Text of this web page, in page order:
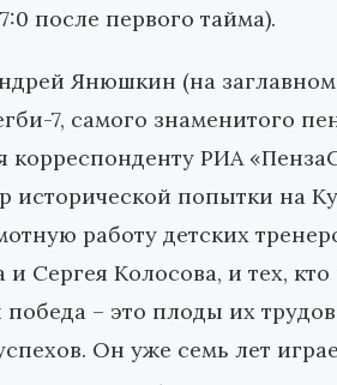
после первого тайма).
Янюшкин (на
7, самого знаменитого
корреспонденту РИА
попытки на
работу детских
Сергея Колосова, и тех,
– это плоды их
Он уже семь лет